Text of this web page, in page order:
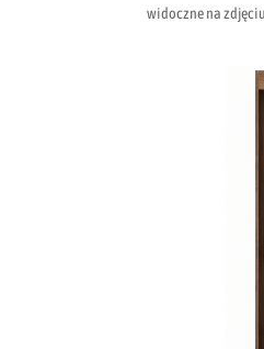
widoczne na